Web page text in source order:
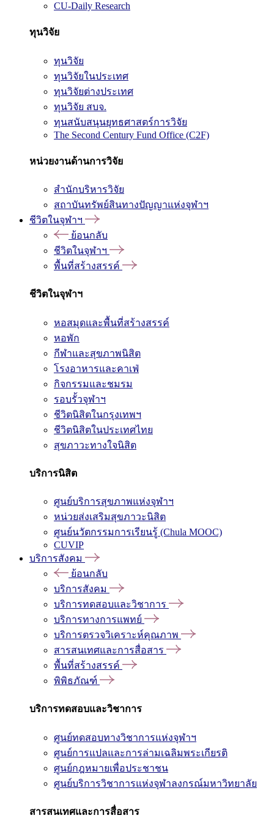
CU-Daily Research
ทุนวิจัย
ทุนวิจัย
ทุนวิจัยในประเทศ
ทุนวิจัยต่างประเทศ
ทุนวิจัย สบจ.
ทุนสนับสนุนยุทธศาสตร์การวิจัย
The Second Century Fund Office (C2F)
หน่วยงานด้านการวิจัย
สำนักบริหารวิจัย
สถาบันทรัพย์สินทางปัญญาแห่งจุฬาฯ
ชีวิตในจุฬาฯ
ย้อนกลับ
ชีวิตในจุฬาฯ
พื้นที่สร้างสรรค์
ชีวิตในจุฬาฯ
หอสมุดและพื้นที่สร้างสรรค์
หอพัก
กีฬาและสุขภาพนิสิต
โรงอาหารและคาเฟ่
กิจกรรมและชมรม
รอบรั้วจุฬาฯ
ชีวิตนิสิตในกรุงเทพฯ
ชีวิตนิสิตในประเทศไทย
สุขภาวะทางใจนิสิต
บริการนิสิต
ศูนย์บริการสุขภาพแห่งจุฬาฯ
หน่วยส่งเสริมสุขภาวะนิสิต
ศูนย์นวัตกรรมการเรียนรู้ (Chula MOOC)
CUVIP
บริการสังคม
ย้อนกลับ
บริการสังคม
บริการทดสอบและวิชาการ
บริการทางการแพทย์
บริการตรวจวิเคราะห์คุณภาพ
สารสนเทศและการสื่อสาร
พื้นที่สร้างสรรค์
พิพิธภัณฑ์
บริการทดสอบและวิชาการ
ศูนย์ทดสอบทางวิชาการแห่งจุฬาฯ
ศูนย์การแปลและการล่ามเฉลิมพระเกียรติ
ศูนย์กฎหมายเพื่อประชาชน
ศูนย์บริการวิชาการแห่งจุฬาลงกรณ์มหาวิทยาลัย
สารสนเทศและการสื่อสาร